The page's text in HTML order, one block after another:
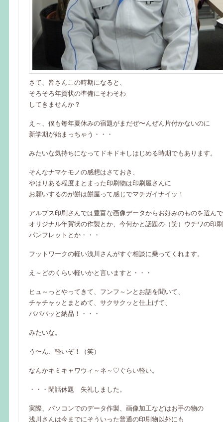
さて、皆さんこの時期になると、
そろそろ年賀状の準備にそわそわ
してきませんか？
え～、僕も毎年夏休みの宿題がまだぜ〜んぜん片付かないのに
新学期が始まっちゃう・・・
みたいな気持ちになってドキドキしはじめる時期でもあります。
そんなナマケモノの感想はさておき、
やはりある程度まとまった印刷物は印刷屋さんに
お願いするのが餅は餅屋って感じでマチガイナイッ！
アルプス印刷さんでは豊富な画像データからお好みのものを選んで
オリジナル年賀状の作製とか、今何かと話題の（笑）ウチワの印
パンフレットとか・・・
フットワークの軽い浅川さんがすぐ相談に乗ってくれます。
え～どのくらい軽いかと言いますと・・・
ヒュ～っとやってきて、フンフ～ンとお話を聞いて、
チャチャッとまとめて、サクサクッと仕上げて、
パパパッと納品！・・・
みたいな。
う〜ん、軽いぞ！（笑）
なんかキミキャワウィ～ネ～♡ぐらい軽い。
・・・閑話休題 失礼しました。
実際、パソコンでのデータ作製、画像加工などはお手の物の
浅川さんは今までにそういった普通の印刷物以外にも